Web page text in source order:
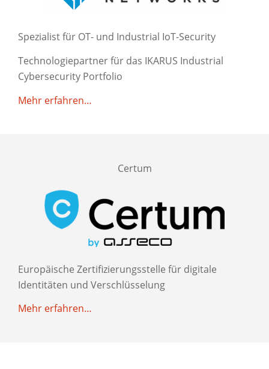
Spezialist für OT- und Industrial IoT-Security
Technologiepartner für das IKARUS Industrial
Cybersecurity Portfolio
Mehr erfahren…
Certum
Europäische Zertifizierungsstelle für digitale
Identitäten und Verschlüsselung
Mehr erfahren…